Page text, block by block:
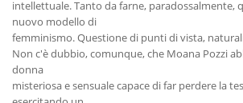
intellettuale. Tanto da farne, paradossalmente,
nuovo modello di
femminismo. Questione di punti di vista,
Non c'è dubbio, comunque, che Moana Pozzi
donna
misteriosa e sensuale capace di far perdere la